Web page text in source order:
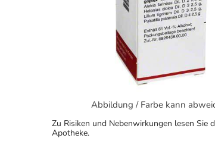
Abbildung / Farbe kann
Zu Risiken und Nebenwirkungen lesen Sie
Apotheke.